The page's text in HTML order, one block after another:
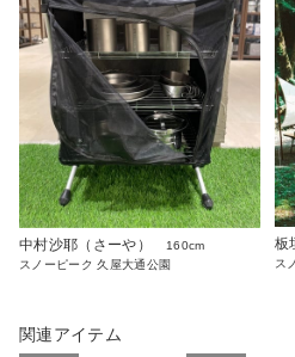
中村沙耶（さーや）
160cm
スノーピーク 久屋大通公園
板
ス
関連アイテム